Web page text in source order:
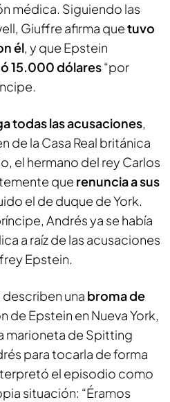
médica. Siguiendo las
Giuffre afirma quetuvo
él, y que Epstein
15.000 dólares“por
todas las acusaciones,
de la Casa Real británica
el hermano del rey Carlos
que renuncia a sus
el de duque de York.
Andrés ya se había
a raíz de las acusaciones
Epstein.
una broma de
de Epstein en Nueva York,
marioneta de Spitting
para tocarla de forma
el episodio como
situación: “Éramos